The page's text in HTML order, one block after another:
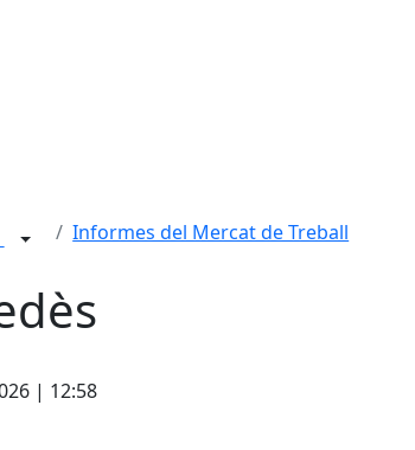
Informes del Mercat de Treball
| 12:58